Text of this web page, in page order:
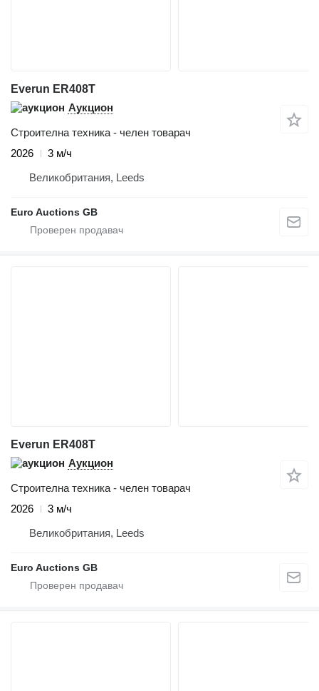
Everun ER408T
Аукцион
Строителна техника - челен товарач
2026
3 м/ч
Великобритания, Leeds
Euro Auctions GB
Everun ER408T
Аукцион
Строителна техника - челен товарач
2026
3 м/ч
Великобритания, Leeds
Euro Auctions GB